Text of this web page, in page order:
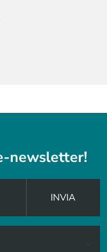
newsletter!
INVIA